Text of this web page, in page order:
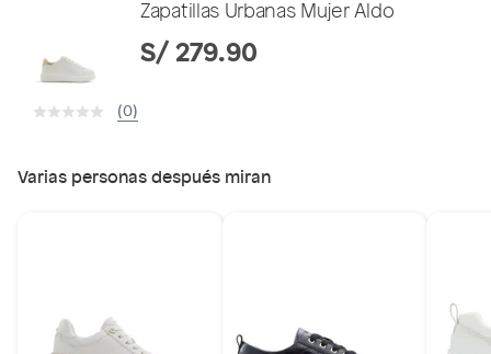
r
n
Zapatillas Urbanas Mujer Aldo
S/ 279.90
(0)
Varias personas después miran